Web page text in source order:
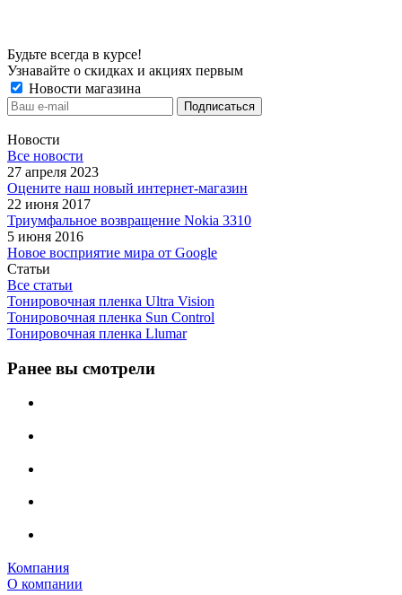
Будьте всегда в курсе!
Узнавайте о скидках и акциях первым
Новости магазина
Новости
Все новости
27 апреля 2023
Оцените наш новый интернет-магазин
22 июня 2017
Триумфальное возвращение Nokia 3310
5 июня 2016
Новое восприятие мира от Google
Статьи
Все статьи
Тонировочная пленка Ultra Vision
Тонировочная пленка Sun Control
Тонировочная пленка Llumar
Ранее вы смотрели
Компания
О компании